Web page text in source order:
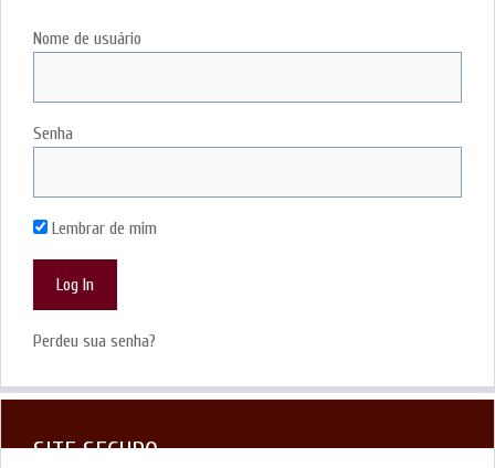
Nome de usuário
Senha
Lembrar de mim
Perdeu sua senha?
SITE SEGURO